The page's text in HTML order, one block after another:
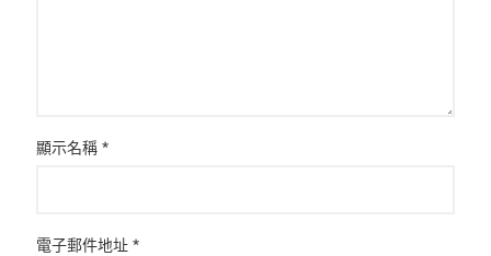
顯示名稱 *
電子郵件地址 *